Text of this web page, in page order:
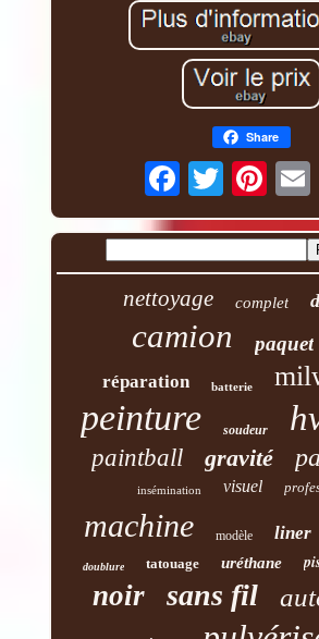
Share
nettoyage complet
camion paquet
réparation batterie
peinture soudeur
paintball gravité
insémination visuel
machine modèle liner
doublure tatouage uréthane
noir sans fil